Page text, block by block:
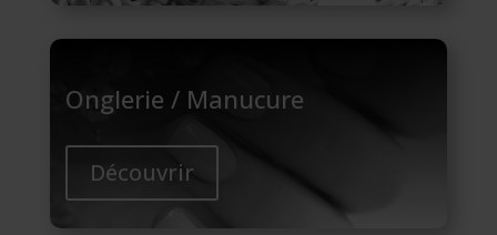
Onglerie / Manucure
Découvrir